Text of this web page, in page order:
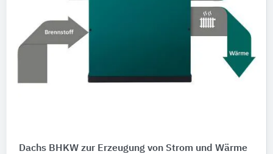
Dachs BHKW zur Erzeugung von Strom und Wärme